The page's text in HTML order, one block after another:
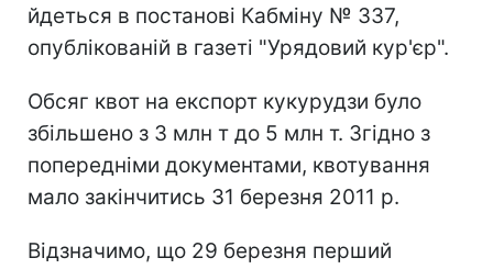
йдеться в постанові Кабміну № 337,
опублікованій в газеті "Урядовий кур'єр".
Обсяг квот на експорт кукурудзи було
збільшено з 3 млн т до 5 млн т. Згідно з
попередніми документами, квотування
мало закінчитись 31 березня 2011 р.
Відзначимо, що 29 березня перший